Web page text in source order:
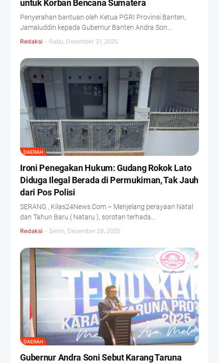
untuk Korban Bencana Sumatera
Penyerahan bantuan oleh Ketua PGRI Provinsi Banten,
Jamaluddin kepada Gubernur Banten Andra Son…
Redaksi - Rabu, Desember 31, 2025
DAERAH
Ironi Penegakan Hukum: Gudang Rokok Lato
Diduga Ilegal Berada di Permukiman, Tak Jauh
dari Pos Polisi
SERANG , Kilas24News.Com – Menjelang perayaan Natal
dan Tahun Baru ( Nataru ), sorotan terhada…
Redaksi - Senin, Desember 29, 2025
DAERAH
Gubernur Andra Soni Sebut Karang Taruna